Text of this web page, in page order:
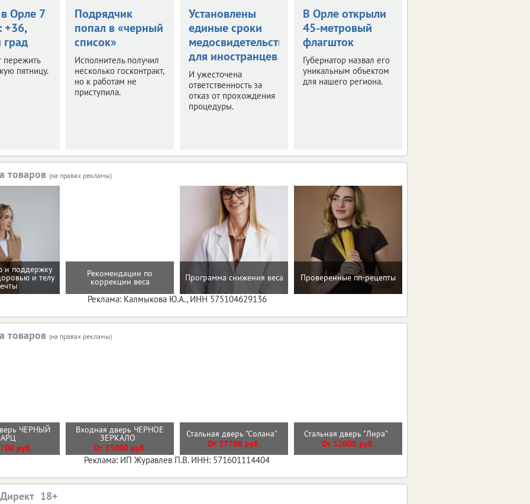
Орле 7
+36,
град
пережить
пятницу.
Подрядчик
попал в «черный
список»
Исполнитель получил
несколько госконтракт,
но к работам не
приступила.
Установлены
единые сроки
медосвидетельствования
для иностранцев
И ужесточена
ответственность за
отказ от прохождения
процедуры.
В Орле открыли
45-метровый
флагшток
Губернатор назвал его
уникальным объектом
для нашего региона.
товаров (на правах рекламы)
и поддержку
и телу Рекомендации по
коррекции веса Программа снижения веса Проверенные пп-рецепты
Реклама: Калмыкова Ю.А., ИНН 575104629136
товаров (на правах рекламы)
ЧЕРНЫЙ
руб.
Входная дверь ЧЕРНОЕ
ЗЕРКАЛО
От 33000 руб.
Стальная дверь "Солана"
От 37700 руб.
Стальная дверь "Лира"
От 32000 руб.
Реклама: ИП Журавлев П.В. ИНН: 571601114404